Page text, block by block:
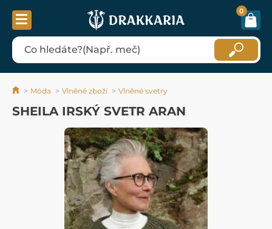
0
Móda Vlněné zboží Vlněné svetry
SHEILA IRSKÝ SVETR ARAN